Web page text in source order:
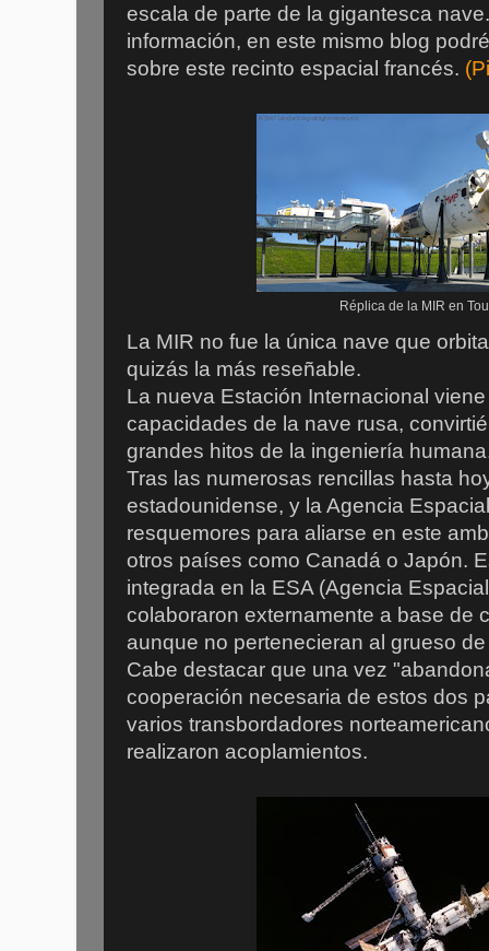
escala de parte de la gigantesca
información, en este mismo blog
sobre este recinto espacial francés.
Réplica de la MIR en
La MIR no fue la única nave que
quizás la más reseñable.
La nueva Estación Internacional
capacidades de la nave rusa,
grandes hitos de la ingeniería
Tras las numerosas rencillas hasta
estadounidense, y la Agencia
resquemores para aliarse en este
otros países como Canadá o Japón.
integrada en la ESA (Agencia
colaboraron externamente a base de
aunque no pertenecieran al grueso
Cabe destacar que una vez
cooperación necesaria de estos dos
varios transbordadores
realizaron acoplamientos.